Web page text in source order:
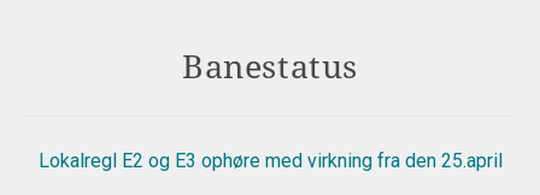
Banestatus
Lokalregl E2 og E3 ophøre med virkning fra den 25.april